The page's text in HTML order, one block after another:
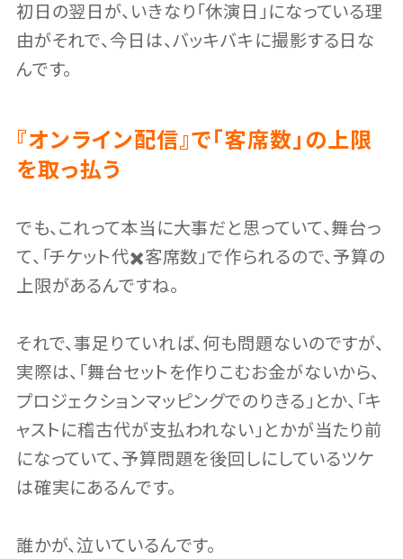
初日の翌日が、いきなり「休演日」になっている理
由がそれで、今日は、バッキバキに撮影する日な
んです。
『オンライン配信』で「客席数」の上限
を取っ払う
でも、これって本当に大事だと思っていて、舞台っ
て、「チケット代✖️客席数」で作られるので、予算の
上限があるんですね。
それで、事足りていれば、何も問題ないのですが、
実際は、「舞台セットを作りこむお金がないから、
プロジェクションマッピングでのりきる」とか、「キ
ャストに稽古代が支払われない」とかが当たり前
になっていて、予算問題を後回しにしているツケ
は確実にあるんです。
誰かが、泣いているんです。